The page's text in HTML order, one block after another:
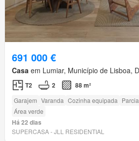
691 000 €
Casa em Lumiar, Município de Lisboa,
T2 2 88 m²
Garajem Varanda Cozinha equipada
Área verde
Há 22 dias
SUPERCASA - JLL RESIDENTIAL